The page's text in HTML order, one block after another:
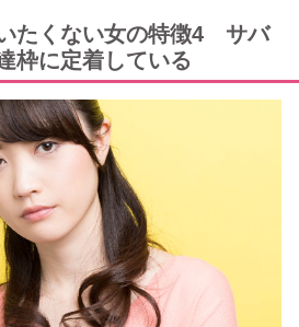
たくない女の特徴4 サバ
枠に定着している